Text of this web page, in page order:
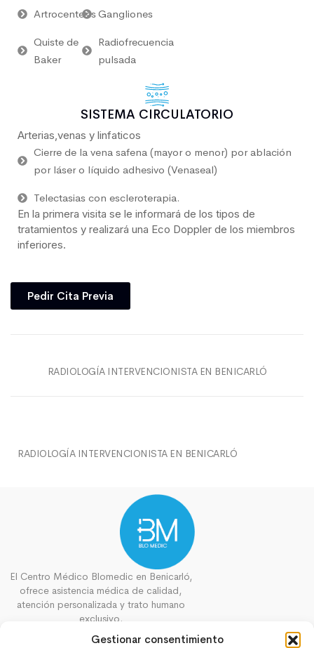
Gestionar consentimiento
Artrocentesis
Quiste de
Baker
Gangliones
Radiofrecuencia
pulsada
SISTEMA CIRCULATORIO
Arterias,venas y linfaticos
Cierre de la vena safena (mayor o menor) por ablación
por láser o líquido adhesivo (Venaseal)
Telectasias con escleroterapia.
En la primera visita se le informará de los tipos de
tratamientos y realizará una Eco Doppler de los miembros
inferiores.
Pedir Cita Previa
RADIOLOGÍA INTERVENCIONISTA EN BENICARLÓ
RADIOLOGÍA INTERVENCIONISTA EN BENICARLÓ
El Centro Médico Blomedic en Benicarló,
ofrece asistencia médica de calidad,
atención personalizada y trato humano
exclusivo.